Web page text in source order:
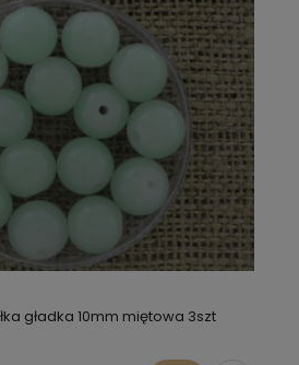
gładka 10mm miętowa 3szt